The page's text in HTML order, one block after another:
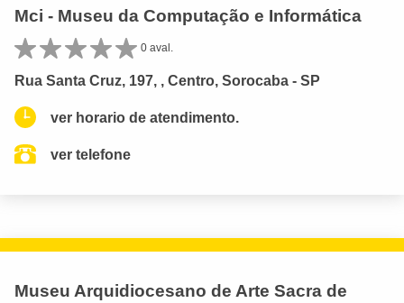
Mci - Museu da Computação e Informática
0 aval.
Rua Santa Cruz, 197, , Centro, Sorocaba - SP
ver horario de atendimento.
ver telefone
Museu Arquidiocesano de Arte Sacra de